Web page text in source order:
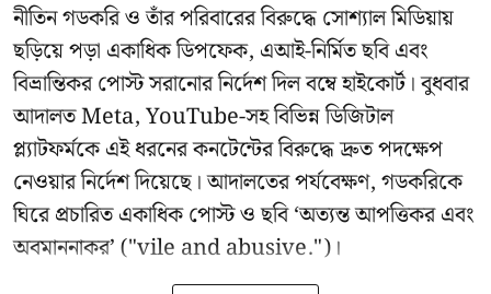
নীতিন গডকরি ও তাঁর পরিবারের বিরুদ্ধে সোশ্যাল মিডিয়ায়
ছড়িয়ে পড়া একাধিক ডিপফেক, এআই-নির্মিত ছবি এবং
বিভ্রান্তিকর পোস্ট সরানোর নির্দেশ দিল বম্বে হাইকোর্ট। বুধবার
আদালত Meta, YouTube-সহ বিভিন্ন ডিজিটাল
প্ল্যাটফর্মকে এই ধরনের কনটেন্টের বিরুদ্ধে দ্রুত পদক্ষেপ
নেওয়ার নির্দেশ দিয়েছে। আদালতের পর্যবেক্ষণ, গডকরিকে
ঘিরে প্রচারিত একাধিক পোস্ট ও ছবি ‘অত্যন্ত আপত্তিকর এবং
অবমাননাকর’ ("vile and abusive.")।